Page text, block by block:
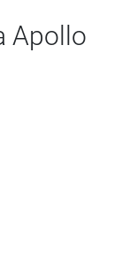
Apollo